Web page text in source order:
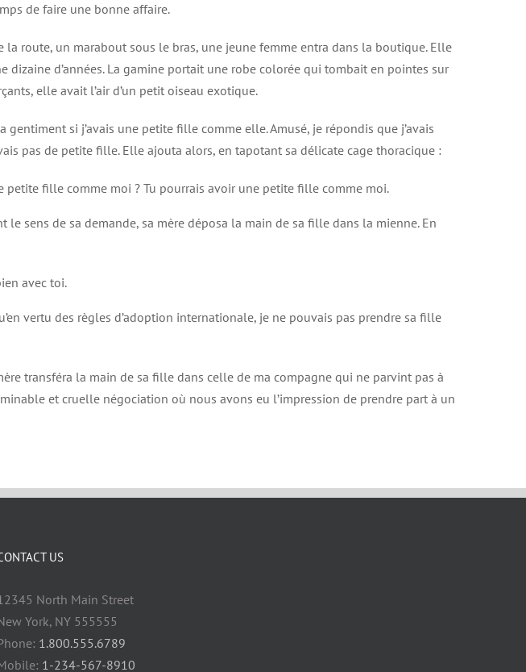
de faire une bonne affaire.
route, un marabout sous le bras, une jeune femme entra dans la boutique. Elle
dizaine d’années. La gamine portait une robe colorée qui tombait en pointes sur
elle avait l’air d’un petit oiseau exotique.
gentiment si j’avais une petite fille comme elle. Amusé, je répondis que j’avais
pas de petite fille. Elle ajouta alors, en tapotant sa délicate cage thoracique :
petite fille comme moi ? Tu pourrais avoir une petite fille comme moi.
le sens de sa demande, sa mère déposa la main de sa fille dans la mienne. En
avec toi.
vertu des règles d’adoption internationale, je ne pouvais pas prendre sa fille
transféra la main de sa fille dans celle de ma compagne qui ne parvint pas à
et cruelle négociation où nous avons eu l’impression de prendre part à un
US
North Main Street
York, NY 555555
1.800.555.6789
1-234-567-8910